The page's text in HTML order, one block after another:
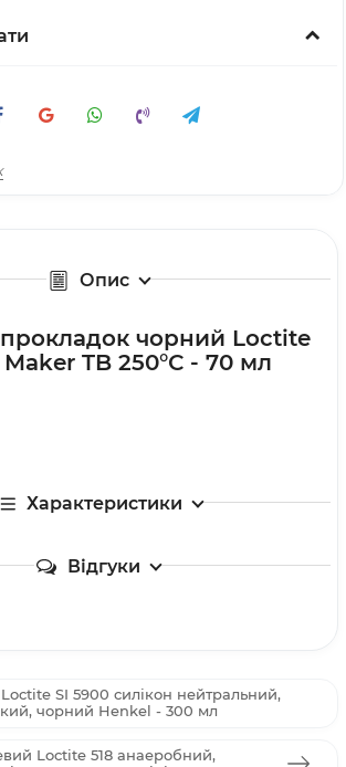
Опис
чорний Loctite
TB 250°С - 70 мл
Характеристики
Відгуки
SI 5900 силікон нейтральний,
чорний Henkel - 300 мл
Loctite 518 анаеробний,